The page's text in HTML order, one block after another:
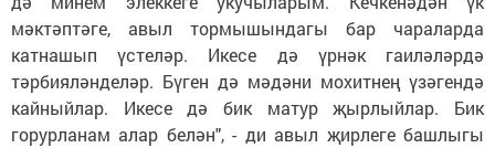
мәктәптәге, авыл тормышындагы бар чараларда
катнашып үстеләр. Икесе дә үрнәк гаиләләрдә
тәрбияләнделәр. Бүген дә мәдәни мохитнең үзәгендә
кайныйлар. Икесе дә бик матур җырлыйлар. Бик
горурланам алар белән", - ди авыл җирлеге башлыгы